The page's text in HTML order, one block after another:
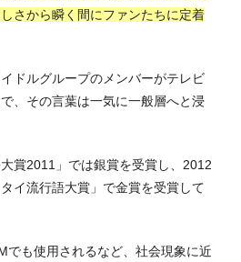
さから瞬く間にファンたちに定着
ドルグループのメンバーがテレビ
、その言葉は一気に一般層へと浸
大賞2011」では銀賞を受賞し、2012
イ流行語大賞」で金賞を受賞して
でも使用されるなど、社会現象に近